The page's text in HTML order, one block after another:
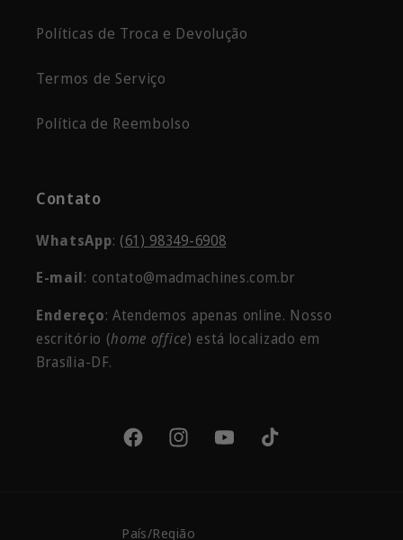
Políticas de Troca e Devolução
Termos de Serviço
Política de Reembolso
Contato
WhatsApp: (61) 98349-6908
E-mail: contato@madmachines.com.br
Endereço: Atendemos apenas online. Nosso
escritório (home office) está localizado em
Brasília-DF.
FacebookInstagramYouTubeTikTok
País/Região